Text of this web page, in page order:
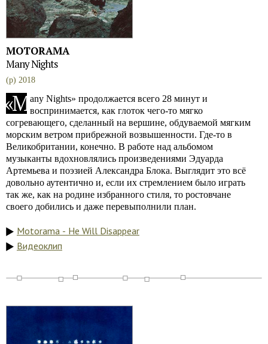
MOTORAMA
Many Nights
(p) 2018
«M any Nights» продолжается всего 28 минут и
воспринимается, как глоток чего-то мягко
согревающего, сделанный на вершине, обдуваемой мягким
морским ветром прибрежной возвышенности. Где-то в
Великобритании, конечно. В работе над альбомом
музыканты вдохновлялись произведениями Эдуарда
Артемьева и поэзией Александра Блока. Выглядит это всё
довольно аутентично и, если их стремлением было играть
так же, как на родине избранного стиля, то ростовчане
своего добились и даже перевыполнили план.
Motorama - He Will Disappear
Видеоклип